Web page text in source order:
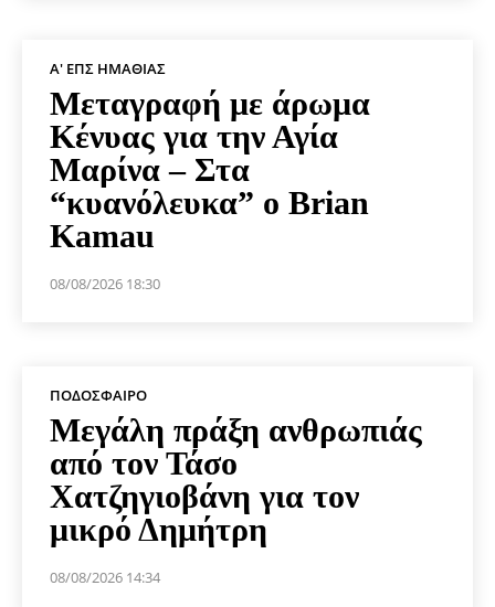
Α' ΕΠΣ ΗΜΑΘΊΑΣ
Μεταγραφή με άρωμα
Κένυας για την Αγία
Μαρίνα – Στα
“κυανόλευκα” ο Brian
Kamau
08/08/2026 18:30
ΠΟΔΌΣΦΑΙΡΟ
Μεγάλη πράξη ανθρωπιάς
από τον Τάσο
Χατζηγιοβάνη για τον
μικρό Δημήτρη
08/08/2026 14:34